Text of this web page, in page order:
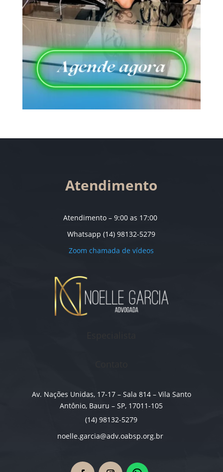
Atendimento
Atendimento – 9:00 as 17:00
Whatsapp (14) 98132-5279
Zoom chamada de vídeos
Av. Nações Unidas, 17-17 – Sala 814 – Vila Santo
Antônio, Bauru – SP, 17011-105
(14) 98132-5279
noelle.garcia@adv.oabsp.org.br